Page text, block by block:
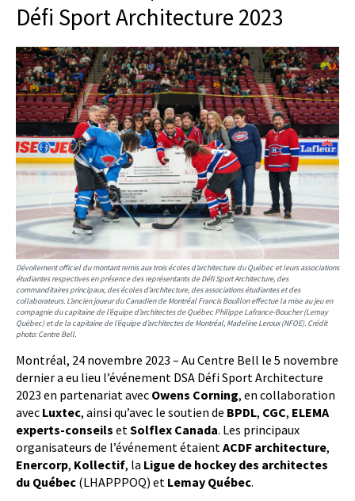
Défi Sport Architecture 2023
Dévoilement officiel du montant remis aux trois écoles d’architecture du Québec et leurs associations
étudiantes respectives en présence des représentants de Défi Sport Architecture, des
commanditaires principaux, des écoles d’architecture, des associations étudiantes et des
collaborateurs. L’ancien joueur du Canadien de Montréal Francis Bouillon effectue la mise au jeu en
compagnie du capitaine de l’équipe d’architectes de Québec Philippe Lafrance-Boucher (Lemay
Québec) et de la capitaine de l’équipe d’architectes de Montréal, Madeline Leroux (NFOE). Crédit
photo: Centre Bell.
Montréal, 24 novembre 2023 – Au Centre Bell le 5 novembre
dernier a eu lieu l’événement DSA Défi Sport Architecture
2023 en partenariat avec Owens Corning, en collaboration
avec Luxtec, ainsi qu’avec le soutien de BPDL, CGC, ELEMA
experts-conseils et Solflex Canada. Les principaux
organisateurs de l’événement étaient ACDF architecture,
Enercorp, Kollectif, la Ligue de hockey des architectes
du Québec (LHAPPPOQ) et Lemay Québec.